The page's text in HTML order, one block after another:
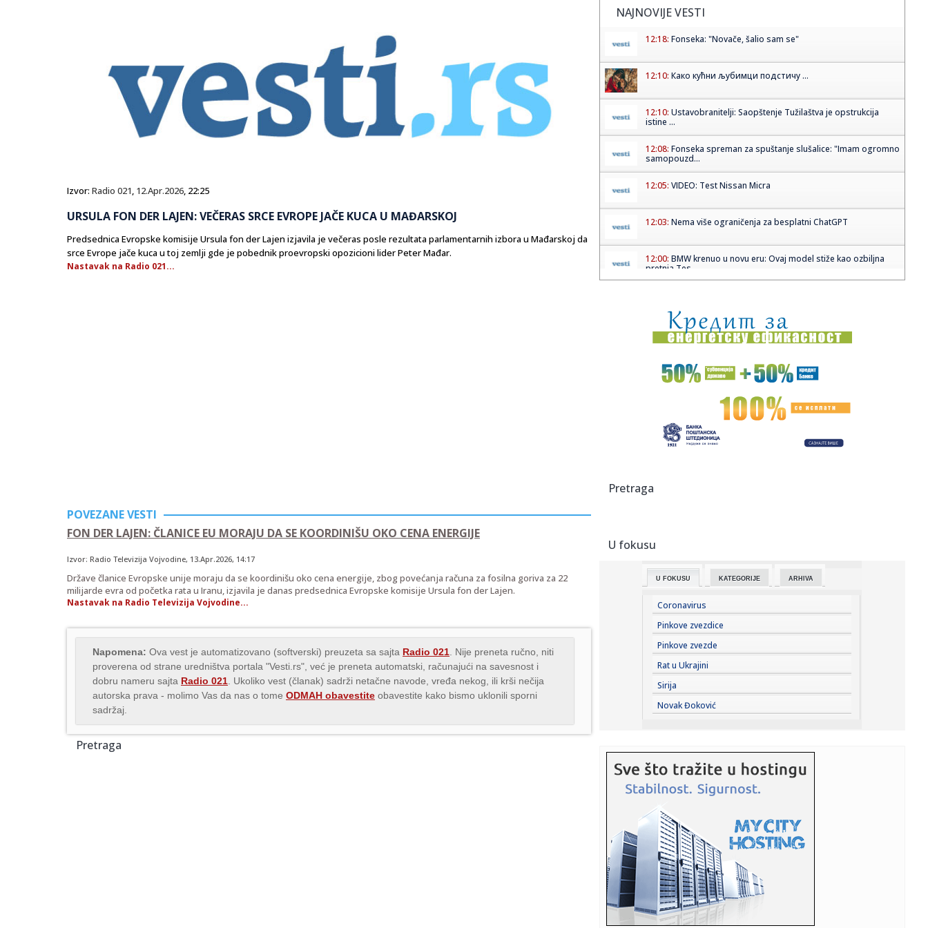
Izvor: Radio 021, 12.Apr.2026, 22:25
URSULA FON DER LAJEN: VEČERAS SRCE EVROPE JAČE KUCA U MAĐARSKOJ
Predsednica Evropske komisije Ursula fon der Lajen izjavila je večeras posle rezultata parlamentarnih izbora u Mađarskoj da
srce Evrope jače kuca u toj zemlji gde je pobednik proevropski opozicioni lider Peter Mađar.
Nastavak na Radio 021...
POVEZANE VESTI
FON DER LAJEN: ČLANICE EU MORAJU DA SE KOORDINIŠU OKO CENA ENERGIJE
Izvor: Radio Televizija Vojvodine, 13.Apr.2026, 14:17
Države članice Evropske unije moraju da se koordinišu oko cena energije, zbog povećanja računa za fosilna goriva za 22
milijarde evra od početka rata u Iranu, izjavila je danas predsednica Evropske komisije Ursula fon der Lajen.
Nastavak na Radio Televizija Vojvodine...
Napomena: Ova vest je automatizovano (softverski) preuzeta sa sajta Radio 021 . Nije preneta ručno, niti
proverena od strane uredništva portala "Vesti.rs", već je preneta automatski, računajući na savesnost i
dobru nameru sajta Radio 021 . Ukoliko vest (članak) sadrži netačne navode, vređa nekog, ili krši nečija
autorska prava - molimo Vas da nas o tome ODMAH obavestite obavestite kako bismo uklonili sporni
sadržaj.
Pretraga
NAJNOVIJE VESTI
12:18: Fonseka: "Novače, šalio sam se"
12:10: Како кућни љубимци подстичу ...
12:10: Ustavobranitelji: Saopštenje Tužilaštva je opstrukcija
istine ...
12:08: Fonseka spreman za spuštanje slušalice: "Imam ogromno
samopouzd...
12:05: VIDEO: Test Nissan Micra
12:03: Nema više ograničenja za besplatni ChatGPT
12:00: BMW krenuo u novu eru: Ovaj model stiže kao ozbiljna
pretnja Tes...
11:56:Oglasio se MUP: Građanima Srbije upućen apel
11:55:ZVEZDA OTVARA VRATA ZA ODLAZAK: Moskovska
Lokomotiva želi vezist...
Ajkule okružile Gastoza i Anđelu: Rijaliti par objavio slike
11:50:Predsjednik Ukrajine u posjeti Beogradu
dozvolj...
11:44:
11:38:
Hrvatska na udaru novog toplotnog talasa: Crveno
11:36:EXPO karavan sutra stiže u Kragujevac
11:33:Zagrađanin: Glavni odbor SPS jednoglasno podržao
Dačića o sam...
11:32:Novi napad blokadera: Čanak izneo sramne uvrede
upućene SPC i p...
11:31: Denver kao da radi protiv Jokića: Nikola ostao bez velike
podr...
11:31:
NBA košarka...
11:30:Jovana brutalno pecnula Dragana nakon veridbe:
"Poklanjam mu titu...
11:28:U požaru u Gornjem Milanovcu izgorela kompletna kuća
šestočla...
11:26:Novak Đoković otvorio dušu: "Taj poraz me uništio"
Pretraga
U fokusu
U FOKUSU KATEGORIJE ARHIVA
Coronavirus
Pinkove zvezdice
Pinkove zvezde
Rat u Ukrajini
Sirija
Novak Đoković